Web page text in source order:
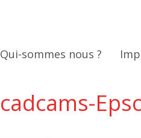
Qui-sommes nous ?
cadcams-